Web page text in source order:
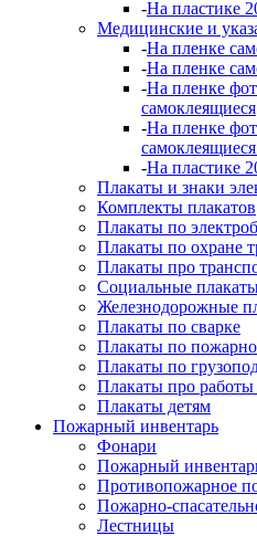
-На пластике
Медицинские и
-На пленке
-На пленке
-На пленке
самоклеящиеся
-На пленке
-На пластике
Плакаты и знаки
Комплекты плакатов
Плакаты по
Плакаты по охране
Плакаты про
Социальные
Железнодорожные
Плакаты по сварке
Плакаты по
Плакаты по
Плакаты про работы
Плакаты детям
Пожарный инвентарь
Фонари
Пожарный
Противопожарное
Пожарно-
Лестницы